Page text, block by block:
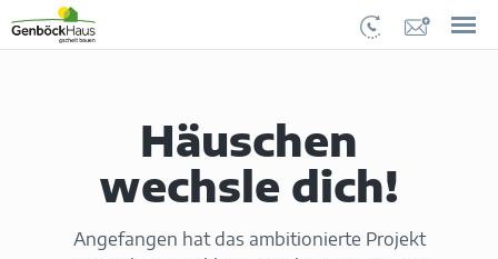
Häuschen
wechsle dich!
Angefangen hat das ambitionierte Projekt